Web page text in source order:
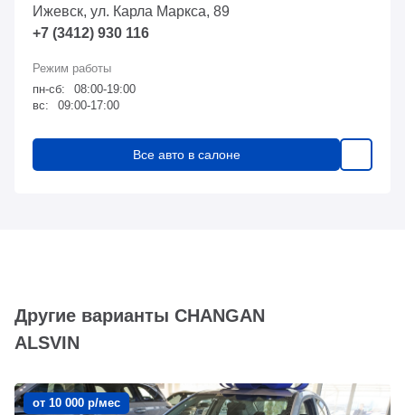
Ижевск, ул. Карла Маркса, 89
+7 (3412) 930 116
пн-сб:
08:00-19:00
вс:
09:00-17:00
Все авто в салоне
Другие варианты CHANGAN
ALSVIN
от 10 000 р/мес